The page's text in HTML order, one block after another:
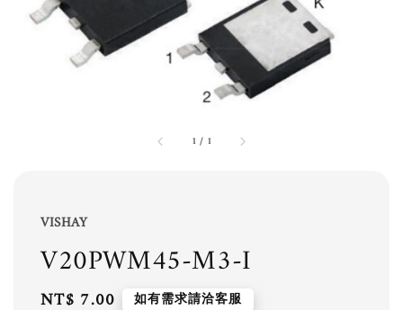
1 / 1
VISHAY
V20PWM45-M3-I
Regular
NT$ 7.00 如有需求請洽客服